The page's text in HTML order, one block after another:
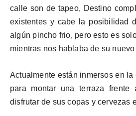
calle son de tapeo, Destino
existentes y cabe la posibilidad
algún pincho frio, pero esto es
mientras nos hablaba de su
Actualmente están inmersos en
para montar una terraza
disfrutar de sus copas y cervezas